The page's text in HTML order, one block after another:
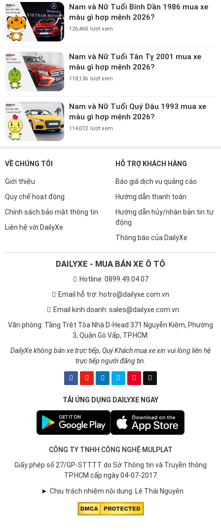
Nam và Nữ Tuổi Bính Dần 1986 mua xe
màu gì hợp mệnh 2026?
126,460 lượt xem
Nam và Nữ Tuổi Tân Tỵ 2001 mua xe
màu gì hợp mệnh 2026?
118,136 lượt xem
Nam và Nữ Tuổi Quý Dậu 1993 mua xe
màu gì hợp mệnh 2026?
114,072 lượt xem
VỀ CHÚNG TÔI
Giới thiệu
Quy chế hoạt động
Chính sách bảo mật thông tin
Liên hệ với DailyXe
HỖ TRỢ KHÁCH HÀNG
Báo giá dịch vụ quảng cáo
Hướng dẫn thanh toán
Hướng dẫn hủy/nhận bản tin tự
động
Thông báo của DailyXe
DAILYXE - MUA BÁN XE Ô TÔ
Hotline: 0899.49.04.07
Email hỗ trợ: hotro@dailyxe.com.vn
Email kinh doanh: sales@dailyxe.com.vn
Văn phòng: Tầng Trệt Tòa Nhà D-Head 371 Nguyễn Kiệm, Phường
3, Quận Gò Vấp, TP.HCM.
DailyXe không bán xe trực tiếp, Quý Khách mua xe xin vui lòng liên hệ
trực tiếp người đăng tin.
TẢI ỨNG DỤNG DAILYXE NGAY
CÔNG TY TNHH CÔNG NGHỆ MULPLAT
Giấy phép số 27/GP-STTTT do Sở Thông tin và Truyền thông
TP.HCM cấp ngày 04-07-2017
➤ Chịu trách nhiệm nội dung: Lê Thái Nguyên